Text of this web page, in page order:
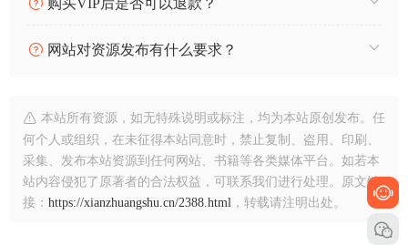
网站对资源发布有什么要求？
本站所有资源，如无特殊说明或标注，均为本站原创发布。任
何个人或组织，在未征得本站同意时，禁止复制、盗用、印刷、
采集、发布本站资源到任何网站、书籍等各类媒体平台。如若本
站内容侵犯了原著者的合法权益，可联系我们进行处理。原文链
接： https://xianzhuangshu.cn/2388.html ，转载请注明出处。